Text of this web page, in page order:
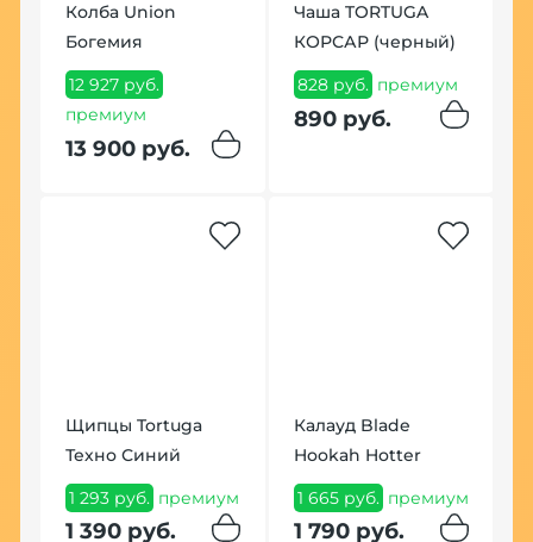
Колба Union
Богемия
12 927 руб.
премиум
13 900 руб.
Чаша TORTUGA
КОРСАР (черный)
828 руб. премиум
890 руб.
Щипцы Tortuga
Техно Синий
1 293 руб. премиум
1 390 руб.
Калауд Blade
Hookah Hotter
1 665 руб. премиум
1 790 руб.